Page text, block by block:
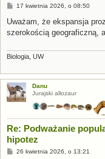
P
s
17 kwietnia 2026, o 08:50
Uważam, że ekspansja
szerokością geograficzną,
Biologia, UW
Danu
Jurajski allozaur
Re: Podważanie
hipotez
P26 kwietnia 2026, o 13:21